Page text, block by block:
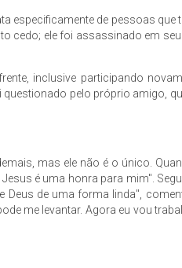
de pessoas que
cedo; ele foi assassinado em
inclusive participando
pelo próprio amigo,
mas ele não é o único.
é uma honra para mim".
de uma forma linda",
me levantar. Agora eu vou